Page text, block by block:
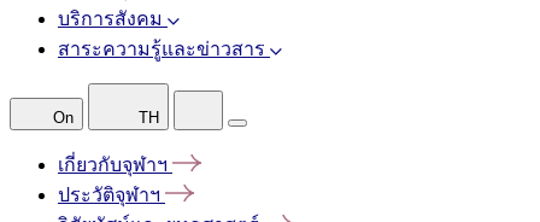
บริการสังคม
สาระความรู้และข่าวสาร
On TH
เกี่ยวกับจุฬาฯ
ประวัติจุฬาฯ